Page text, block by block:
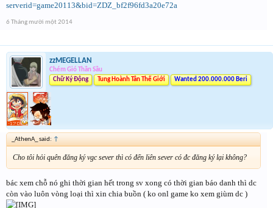
serverid=game20113&bid=ZDZ_bf2f96fd3a20e72a
6 Tháng mười một 2014
zzMEGELLAN
Chém Gió Thần Sầu
Chữ Ký Động
Tung Hoành Tân Thế Giới Wanted 200.000.000 Beri
_AthenA_ said: ↑
Cho tôi hỏi quên đăng ký vgc sever thì có đến liên sever có đc đăng ký lại không?
bác xem chỗ nó ghi thời gian hết trong sv xong có thời gian báo danh thì dc
còn vào luôn vòng loại thì xin chia buồn ( ko onl game ko xem giùm dc )